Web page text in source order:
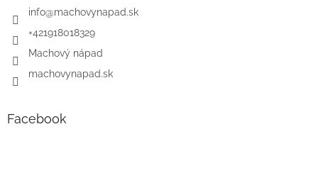
info@machovynapad.sk
+421918018329
Machový nápad
machovynapad.sk
Facebook